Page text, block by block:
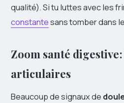
qualité). Si tu luttes avec les
constantesans tomber dans
Zoom santé
articulaires
Beaucoup de signaux de